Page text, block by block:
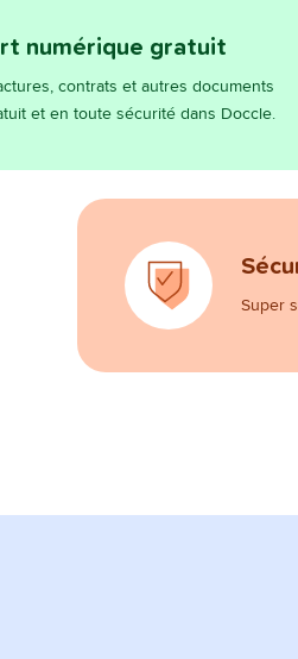
numérique gratuit
contrats et autres documents
et en toute sécurité dans Doccle.
Super